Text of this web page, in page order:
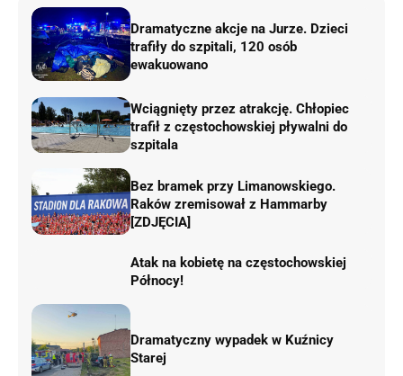
Dramatyczne akcje na Jurze. Dzieci
trafiły do szpitali, 120 osób
ewakuowano
Wciągnięty przez atrakcję. Chłopiec
trafił z częstochowskiej pływalni do
szpitala
Bez bramek przy Limanowskiego.
Raków zremisował z Hammarby
[ZDJĘCIA]
Atak na kobietę na częstochowskiej
Północy!
Dramatyczny wypadek w Kuźnicy
Starej